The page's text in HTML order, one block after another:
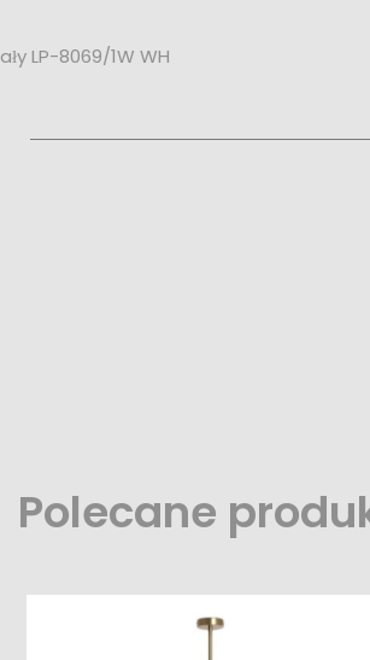
LP-8069/1W WH
Polecane